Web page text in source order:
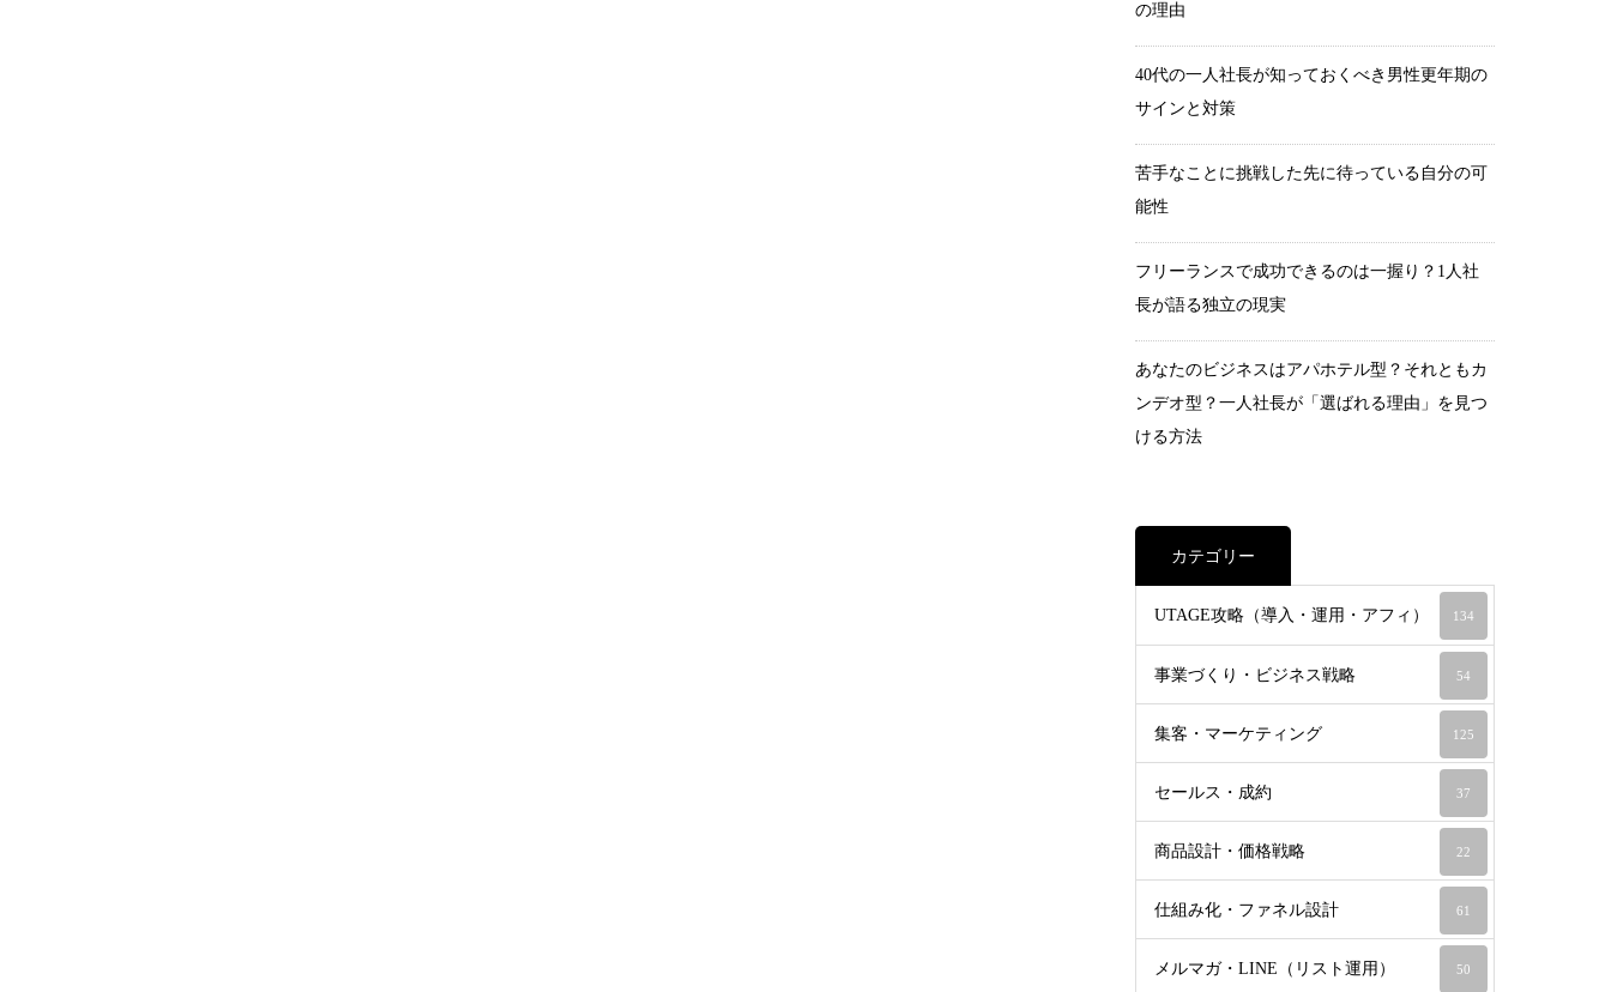
の理由
40代の一人社長が知っておくべき男性更年期の
サインと対策
苦手なことに挑戦した先に待っている自分の可
能性
フリーランスで成功できるのは一握り？1人社
長が語る独立の現実
あなたのビジネスはアパホテル型？それともカ
ンデオ型？一人社長が「選ばれる理由」を見つ
ける方法
カテゴリー
UTAGE攻略（導入・運用・アフィ） 134
事業づくり・ビジネス戦略 54
集客・マーケティング 125
セールス・成約 37
商品設計・価格戦略 22
仕組み化・ファネル設計 61
メルマガ・LINE（リスト運用） 50